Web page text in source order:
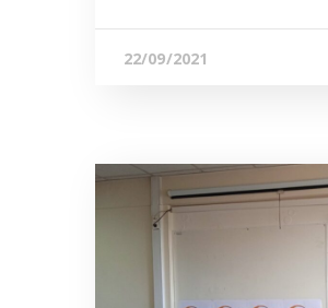
22/09/2021